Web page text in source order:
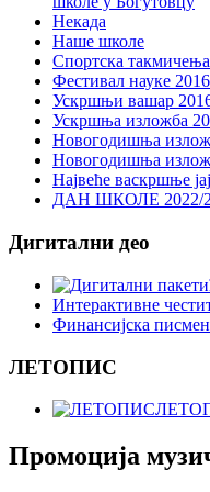
Некада
Наше школе
Спортска такмичења
Фестивал науке
Ускршњи вашар
Ускршња изложба
Новогодишња
Новогодишња
Највеће васкршње
ДАН ШКОЛЕ 2022/
Дигитални део
Интерактивне
Финансијска
ЛЕТОПИС
Промоција